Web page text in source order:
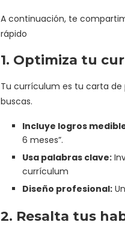
A continuación, te
rápido
1. Optimiza tu
Tu currículum es tu carta de
buscas.
Incluye logros
6 meses”.
Usa palabras clave:
currículum
Diseño profesional:
2. Resalta tus